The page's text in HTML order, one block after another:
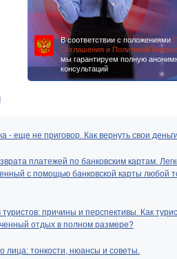
В соответствии с положениями
Соглашения и Политикой
мы гарантируем полную
консультаций
- еще не приговор. Как вернуть свои
платежей по банковским картам.
с помощью банковской карты любой
причины и перспективы. Как
отдых в полном размере?
лица: тонкости, нюансы и советы.